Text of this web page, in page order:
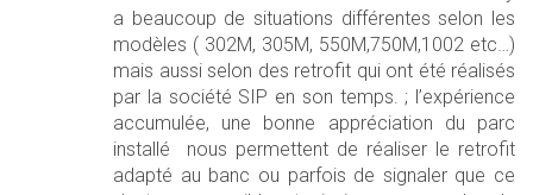
a beaucoup de situations différentes selon les
modèles ( 302M, 305M, 550M,750M,1002 etc…)
mais aussi selon des retrofit qui ont été réalisés
par la société SIP en son temps. ; l’expérience
accumulée, une bonne appréciation du parc
installé nous permettent de réaliser le retrofit
adapté au banc ou parfois de signaler que ce